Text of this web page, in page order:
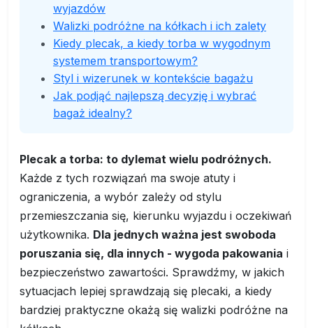
wyjazdów
Walizki podróżne na kółkach i ich zalety
Kiedy plecak, a kiedy torba w wygodnym
systemem transportowym?
Styl i wizerunek w kontekście bagażu
Jak podjąć najlepszą decyzję i wybrać
bagaż idealny?
Plecak a torba: to dylemat wielu podróżnych.
Każde z tych rozwiązań ma swoje atuty i
ograniczenia, a wybór zależy od stylu
przemieszczania się, kierunku wyjazdu i oczekiwań
użytkownika. Dla jednych ważna jest swoboda
poruszania się, dla innych - wygoda pakowania i
bezpieczeństwo zawartości. Sprawdźmy, w jakich
sytuacjach lepiej sprawdzają się plecaki, a kiedy
bardziej praktyczne okażą się walizki podróżne na